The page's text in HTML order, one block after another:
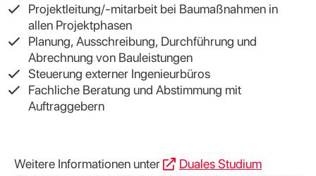
Projektleitung/-mitarbeit bei Baumaßnahmen in
allen Projektphasen
Planung, Ausschreibung, Durchführung und
Abrechnung von Bauleistungen
Steuerung externer Ingenieurbüros
Fachliche Beratung und Abstimmung mit
Auftraggebern
Weitere Informationen unter
Duales Studium